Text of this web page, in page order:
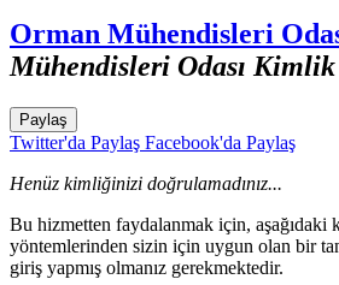
Orman Mühendisleri
Mühendisleri Odası
Paylaş
Twitter'da Paylaş Facebook'da Paylaş
Henüz kimliğinizi doğrulamadınız...
Bu hizmetten faydalanmak için, aşağıdaki
yöntemlerinden sizin için uygun olan bir
giriş yapmış olmanız gerekmektedir.